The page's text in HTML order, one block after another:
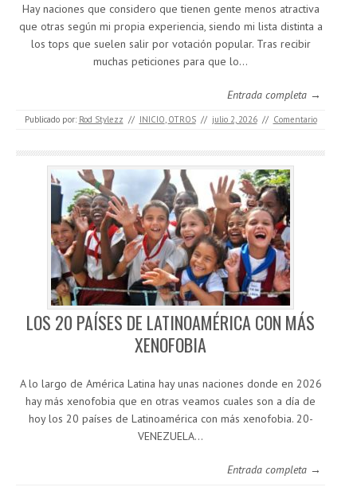
Hay naciones que considero que tienen gente menos atractiva
que otras según mi propia experiencia, siendo mi lista distinta a
los tops que suelen salir por votación popular. Tras recibir
muchas peticiones para que lo…
Entrada completa →
Publicado por: Rod Stylezz // INICIO OTROS // julio 2, 2026 // Comentario
LOS 20 PAÍSES DE LATINOAMÉRICA CON MÁS
XENOFOBIA
A lo largo de América Latina hay unas naciones donde en 2026
hay más xenofobia que en otras veamos cuales son a día de
hoy los 20 países de Latinoamérica con más xenofobia. 20-
VENEZUELA…
Entrada completa →